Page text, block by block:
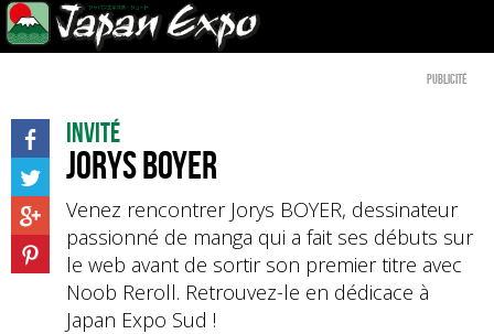
Publicité
Invité
Jorys BOYER
Venez rencontrer Jorys BOYER, dessinateur
passionné de manga qui a fait ses débuts sur
le web avant de sortir son premier titre avec
Noob Reroll. Retrouvez-le en dédicace à
Japan Expo Sud !